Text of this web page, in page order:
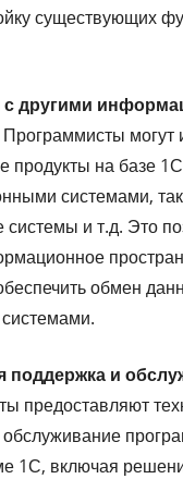
существующих
с другими
Программисты могут
продукты на базе
системами,
системы и т.д. Это
обмен
поддержка и
предоставляют
обслуживание
1С, включая